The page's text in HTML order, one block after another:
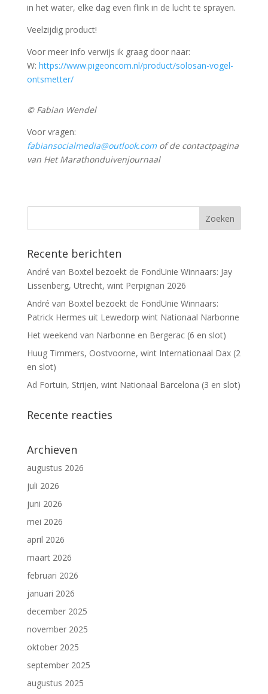
in het water, elke dag even flink in de lucht te sprayen.
Veelzijdig product!
Voor meer info verwijs ik graag door naar:
W: https://www.pigeoncom.nl/product/solosan-vogel-
ontsmetter/
© Fabian Wendel
Voor vragen:
fabiansocialmedia@outlook.comof de contactpagina
van Het Marathonduivenjournaal
Recente berichten
André van Boxtel bezoekt de FondUnie Winnaars: Jay
Lissenberg, Utrecht, wint Perpignan 2026
André van Boxtel bezoekt de FondUnie Winnaars:
Patrick Hermes uit Lewedorp wint Nationaal Narbonne
Het weekend van Narbonne en Bergerac (6 en slot)
Huug Timmers, Oostvoorne, wint Internationaal Dax (2
en slot)
Ad Fortuin, Strijen, wint Nationaal Barcelona (3 en slot)
Recente reacties
Archieven
augustus 2026
juli 2026
juni 2026
mei 2026
april 2026
maart 2026
februari 2026
januari 2026
december 2025
november 2025
oktober 2025
september 2025
augustus 2025